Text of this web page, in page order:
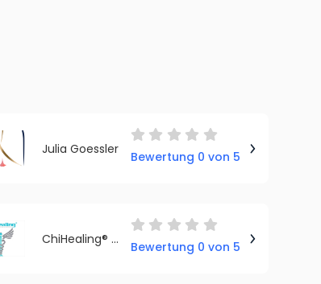
Julia Goessler
Bewertung 0 von 5
ChiHealing® - Heilung durch Bewusstsein
Bewertung 0 von 5